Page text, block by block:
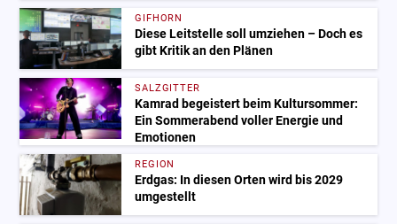
GIFHORN
Diese Leitstelle soll umziehen – Doch es
gibt Kritik an den Plänen
SALZGITTER
Kamrad begeistert beim Kultursommer:
Ein Sommerabend voller Energie und
Emotionen
REGION
Erdgas: In diesen Orten wird bis 2029
umgestellt